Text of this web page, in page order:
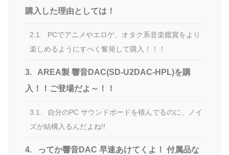
購入した理由としては！
2.1.
PCでアニメやエロゲ、オタク系音楽鑑賞をより
楽しめるようにすべく奮発して購入！！！
3.
AREA製 響音DAC(SD-U2DAC-HPL)を購
入！！ご登場だよ～！！
3.1.
自分のPC サウンドボードを積んでるのに、ノイ
ズが結構入るんだよね!!
4.
ってか響音DAC 早速あけてくよ！ 付属品な